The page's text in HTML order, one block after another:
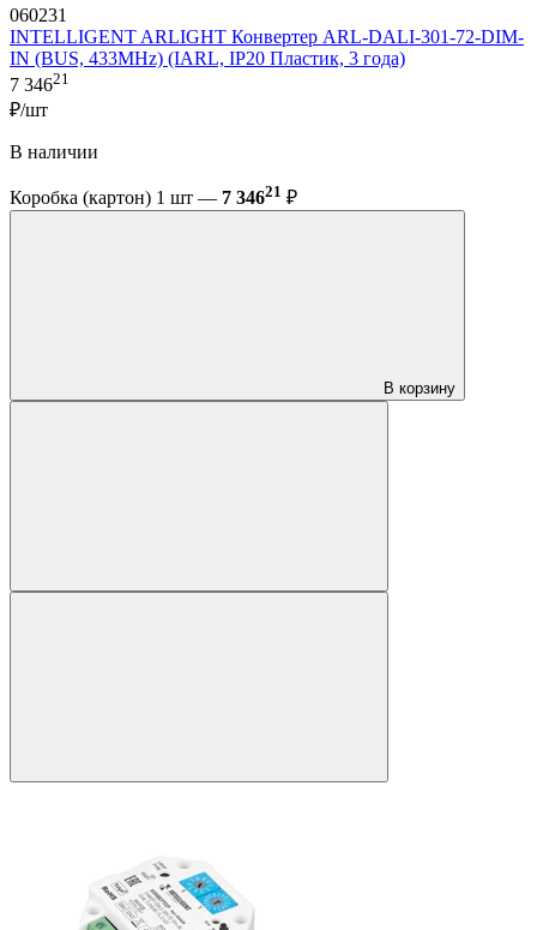
060231
INTELLIGENT ARLIGHT Конвертер ARL-DALI-301-72-DIM-
IN (BUS, 433MHz) (IARL, IP20 Пластик, 3 года)
7 34621
₽/шт
В наличии
Коробка (картон) 1 шт — 7 34621 ₽
В корзину